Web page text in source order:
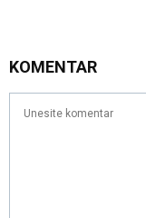
KOMENTAR